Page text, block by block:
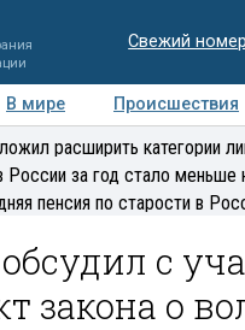
Свежий номер
В мире Происшествия
Медиацентр
расширить категории
России за год стало меньше
пенсия по старости в
с
закона о